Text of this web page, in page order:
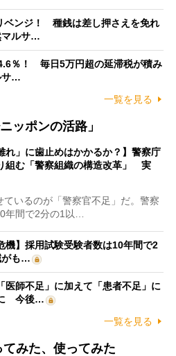
ベンジ！ 種銭は差し押さえを免れ
マルサ…
％！ 毎日5万円超の延滞税が積み
サ…
一覧を見る
ッポンの活路」
れ」に歯止めはかかるか？】警察庁
組む「警察組織の構造改革」 実
いるのが「警察官不足」だ。警察
年間で2分の1以…
機】採用試験受験者数は10年間で2
がも…
医師不足」に加えて「患者不足」に
に 今後…
一覧を見る
みた、使ってみた